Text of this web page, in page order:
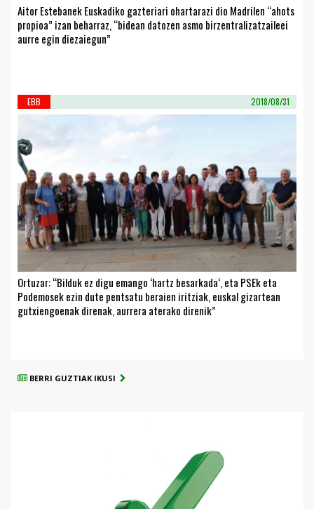
Aitor Estebanek Euskadiko gazteriari ohartarazi dio Madrilen “ahots
propioa” izan beharraz, “bidean datozen asmo birzentralizatzaileei
aurre egin diezaiegun”
EBB 2018/08/31
Ortuzar: “Bilduk ez digu emango ‘hartz besarkada‘, eta PSEk eta
Podemosek ezin dute pentsatu beraien iritziak, euskal gizartean
gutxiengoenak direnak, aurrera aterako direnik”
BERRI GUZTIAK IKUSI